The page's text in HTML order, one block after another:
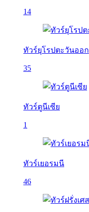
14
ทัวร์ยุโรปตะวันออก
35
ทัวร์ตูนีเซีย
1
ทัวร์เยอรมนี
46